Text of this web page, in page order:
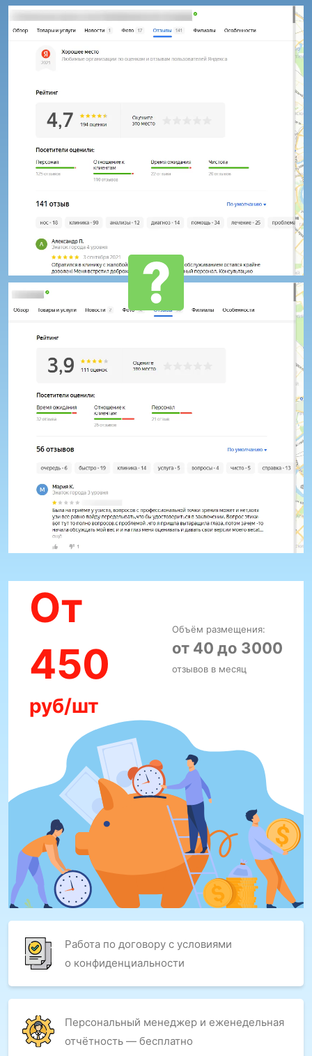
Работа по договору с условиями
о конфиденциальности
Персональный менеджер и еженедельная
отчётность — бесплатно
От
450
руб/шт
Объём размещения:
от 40 до 3000
отзывов в месяц